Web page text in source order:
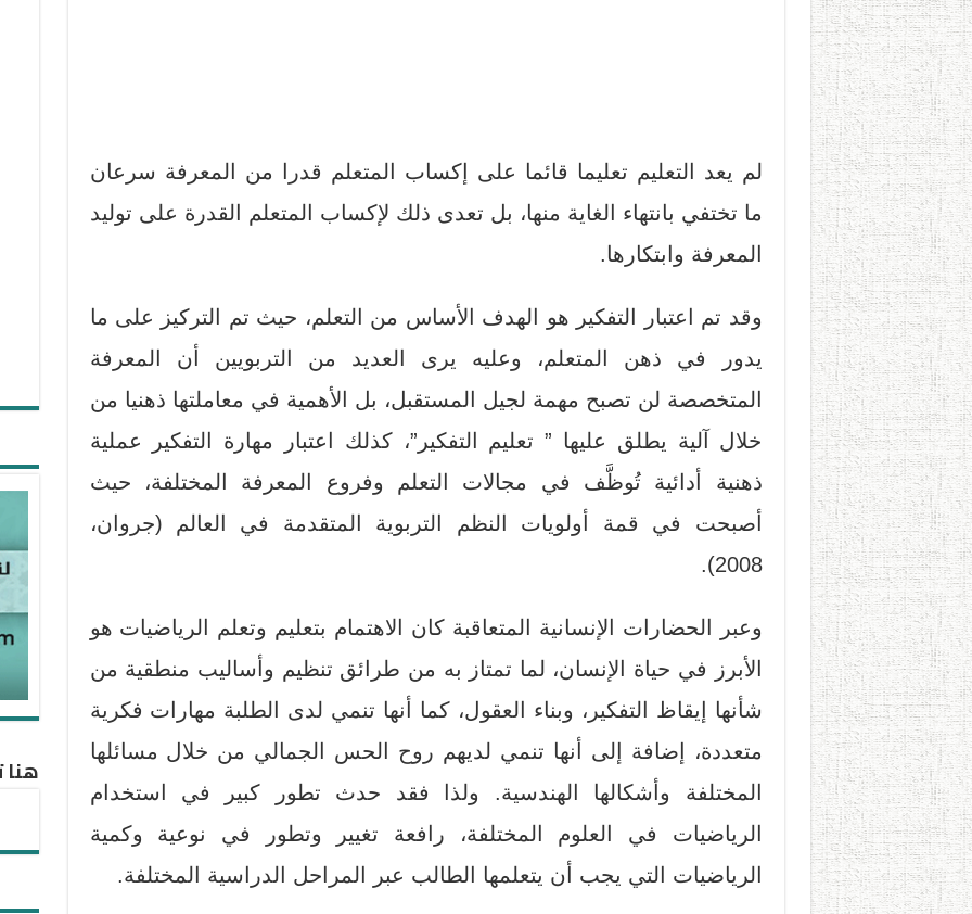
لم يعد التعليم تعليما قائما على إكساب المتعلم قدرا من المعرفة سرعان
ما تختفي بانتهاء الغاية منها، بل تعدى ذلك لإكساب المتعلم القدرة على توليد
المعرفة وابتكارها.
وقد تم اعتبار التفكير هو الهدف الأساس من التعلم، حيث تم التركيز على ما
يدور في ذهن المتعلم، وعليه يرى العديد من التربويين أن المعرفة
المتخصصة لن تصبح مهمة لجيل المستقبل، بل الأهمية في معاملتها ذهنيا من
خلال آلية يطلق عليها ” تعليم التفكير”، كذلك اعتبار مهارة التفكير عملية
ذهنية أدائية تُوظَّف في مجالات التعلم وفروع المعرفة المختلفة، حيث
أصبحت في قمة أولويات النظم التربوية المتقدمة في العالم (جروان،
2008).
وعبر الحضارات الإنسانية المتعاقبة كان الاهتمام بتعليم وتعلم الرياضيات هو
الأبرز في حياة الإنسان، لما تمتاز به من طرائق تنظيم وأساليب منطقية من
شأنها إيقاظ التفكير، وبناء العقول، كما أنها تنمي لدى الطلبة مهارات فكرية
متعددة، إضافة إلى أنها تنمي لديهم روح الحس الجمالي من خلال مسائلها
المختلفة وأشكالها الهندسية. ولذا فقد حدث تطور كبير في استخدام
الرياضيات في العلوم المختلفة، رافعة تغيير وتطور في نوعية وكمية
الرياضيات التي يجب أن يتعلمها الطالب عبر المراحل الدراسية المختلفة.
هنا